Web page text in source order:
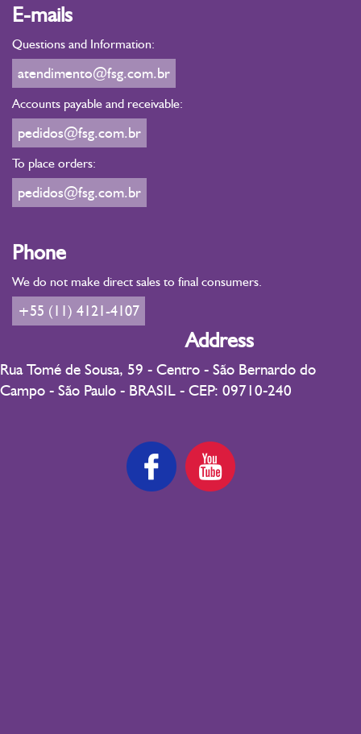
E-mails
Questions and Information:
atendimento@fsg.com.br
Accounts payable and receivable:
pedidos@fsg.com.br
To place orders:
pedidos@fsg.com.br
Phone
We do not make direct sales to final consumers.
+55 (11) 4121-4107
Address
Rua Tomé de Sousa, 59 - Centro - São Bernardo do
Campo - São Paulo - BRASIL - CEP: 09710-240